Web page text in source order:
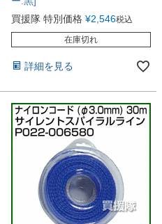
買援隊 特別価格 ¥2,546税込
在庫切れ
詳細を見る